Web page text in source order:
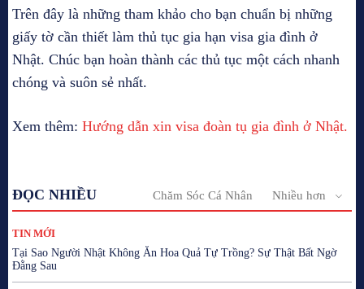
Trên đây là những tham khảo cho bạn chuẩn bị những
giấy tờ cần thiết làm thủ tục gia hạn visa gia đình ở
Nhật. Chúc bạn hoàn thành các thủ tục một cách nhanh
chóng và suôn sẻ nhất.
Xem thêm: Hướng dẫn xin visa đoàn tụ gia đình ở Nhật.
ĐỌC NHIỀU Chăm Sóc Cá Nhân Nhiều hơn
TIN MỚI
Tại Sao Người Nhật Không Ăn Hoa Quả Tự Trồng? Sự Thật Bất Ngờ
Đằng Sau